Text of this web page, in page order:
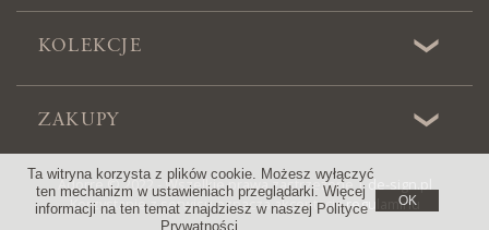
KOLEKCJE
ZAKUPY
Ta witryna korzysta z plików cookie. Możesz wyłączyć
ten mechanizm w ustawieniach przeglądarki. Więcej
informacji na ten temat znajdziesz w naszej Polityce
Prywatności
OK
Adorre © 2022 - Wszelkie prawa zastrzeżone |de-sign.pl
Korzystanie z serwisu oznacza akceptacjęregulaminu